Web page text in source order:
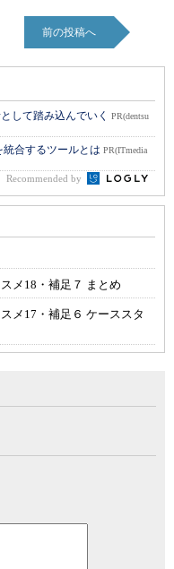
前の投稿へ
して踏み込んでいく
PR(dentsu
合するツールとは PR(ITmedia
Recommended by
メ18・補足７ まとめ
メ17・補足６ ケーススタ